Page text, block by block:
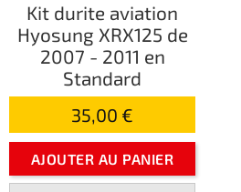
Kit durite aviation
Hyosung XRX125 de
2007 - 2011 en
Standard
35,00 €
AJOUTER AU PANIER